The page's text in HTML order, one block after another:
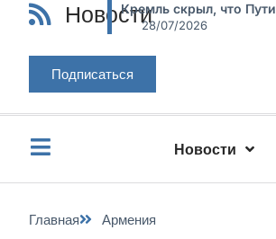
НовостиКремль скрыл, что
28/07/2026
Подписаться
Новости
Главная Армения